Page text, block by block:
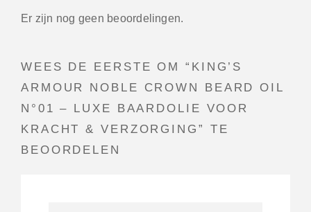
Er zijn nog geen beoordelingen.
WEES DE EERSTE OM “KING’S
ARMOUR NOBLE CROWN BEARD OIL
N°01 – LUXE BAARDOLIE VOOR
KRACHT & VERZORGING” TE
BEOORDELEN